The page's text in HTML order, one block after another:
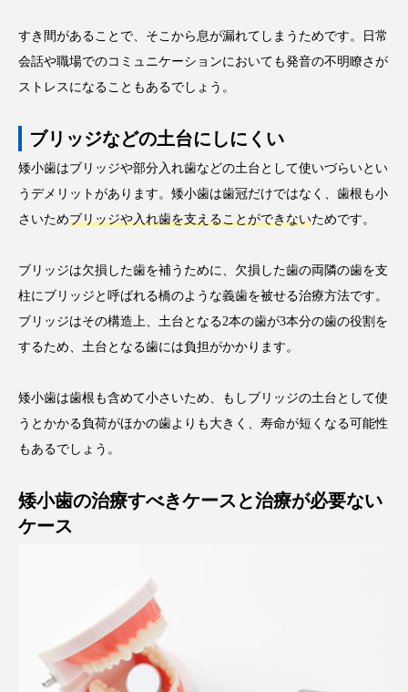
すき間があることで、そこから息が漏れてしまうためです。日常
会話や職場でのコミュニケーションにおいても発音の不明瞭さが
ストレスになることもあるでしょう。
ブリッジなどの土台にしにくい
矮小歯はブリッジや部分入れ歯などの土台として使いづらいとい
うデメリットがあります。矮小歯は歯冠だけではなく、歯根も小
さいためブリッジや入れ歯を支えることができないためです。
ブリッジは欠損した歯を補うために、欠損した歯の両隣の歯を支
柱にブリッジと呼ばれる橋のような義歯を被せる治療方法です。
ブリッジはその構造上、土台となる2本の歯が3本分の歯の役割を
するため、土台となる歯には負担がかかります。
矮小歯は歯根も含めて小さいため、もしブリッジの土台として使
うとかかる負荷がほかの歯よりも大きく、寿命が短くなる可能性
もあるでしょう。
矮小歯の治療すべきケースと治療が必要ない
ケース